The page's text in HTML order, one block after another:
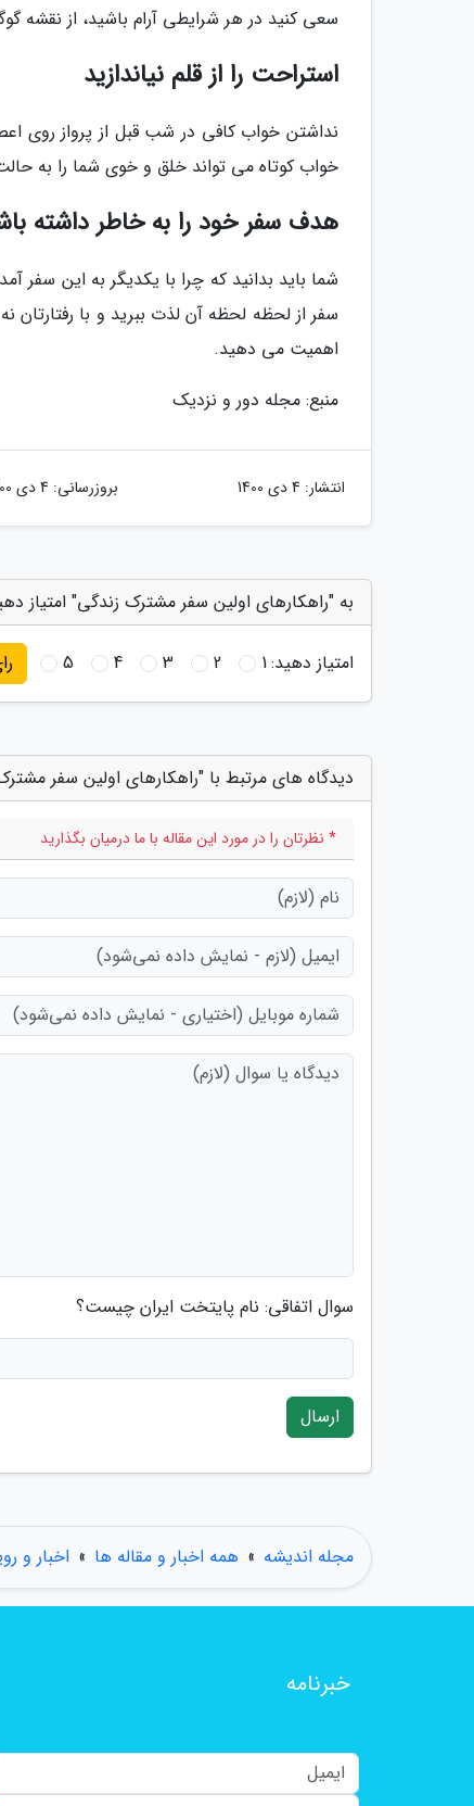
سعی کنید در هر شرایطی آرام باشید، از نقشه
استراحت را از قلم نیاندازید
نداشتن خواب کافی در شب قبل از پرواز روی
خواب کوتاه می تواند خلق و خوی شما را به
هدف سفر خود را به خاطر داشته
شما باید بدانید که چرا با یکدیگر به این
سفر از لحظه لحظه آن لذت ببرید و با رفتارتان
اهمیت می دهید.
منبع: مجله دور و نزدیک
انتشار: 4 دی 1400 بروزرسانی: 4 دی 1400
به "راهکارهای اولین سفر مشترک زندگی" امتیاز
امتیاز دهید:1
2
3
4
5
دیدگاه های مرتبط با "راهکارهای اولین سفر
* نظرتان را در مورد این مقاله با ما درمیان بگذارید
سوال اتفاقی: نام پایتخت ایران چیست؟
ارسال
مجله اندیشه » همه اخبار و مقاله ها » اخبار و
خبرنامه